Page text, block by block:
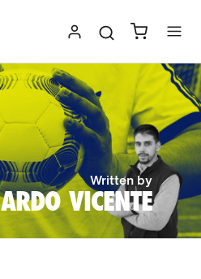
Written by
VICENTE